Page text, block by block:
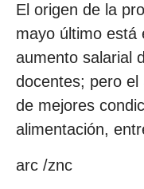
El origen de la
mayo último está
aumento salarial
docentes; pero
de mejores
alimentación,
arc /znc